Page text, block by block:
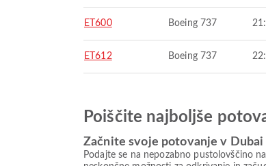
ET600 Boeing 737
ET612 Boeing 737
Poiščite najboljše
Začnite svoje potovanje v Dubai
Podajte se na nepozabno pustolovščino